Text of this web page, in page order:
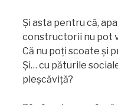
Și asta pentru că,
constructorii nu pot
Că nu poți scoate și
Și… cu păturile
pleșcăviță?